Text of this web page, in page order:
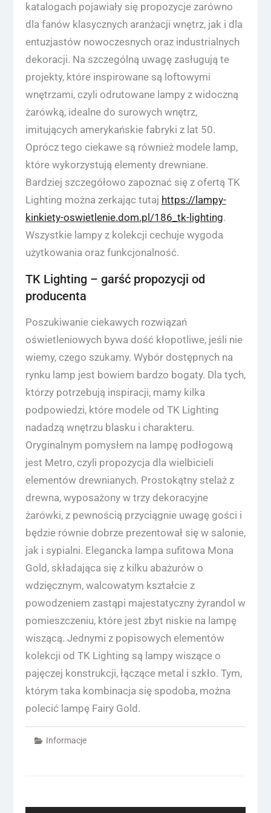
katalogach pojawiały się propozycje zarówno
dla fanów klasycznych aranżacji wnętrz, jak i dla
entuzjastów nowoczesnych oraz industrialnych
dekoracji. Na szczególną uwagę zasługują te
projekty, które inspirowane są loftowymi
wnętrzami, czyli odrutowane lampy z widoczną
żarówką, idealne do surowych wnętrz,
imitujących amerykańskie fabryki z lat 50.
Oprócz tego ciekawe są również modele lamp,
które wykorzystują elementy drewniane.
Bardziej szczegółowo zapoznać się z ofertą TK
Lighting można zerkając tutaj https://lampy-
kinkiety-oswietlenie.dom.pl/186_tk-lighting.
Wszystkie lampy z kolekcji cechuje wygoda
użytkowania oraz funkcjonalność.
TK Lighting – garść propozycji od
producenta
Poszukiwanie ciekawych rozwiązań
oświetleniowych bywa dość kłopotliwe, jeśli nie
wiemy, czego szukamy. Wybór dostępnych na
rynku lamp jest bowiem bardzo bogaty. Dla tych,
którzy potrzebują inspiracji, mamy kilka
podpowiedzi, które modele od TK Lighting
nadadzą wnętrzu blasku i charakteru.
Oryginalnym pomysłem na lampę podłogową
jest Metro, czyli propozycja dla wielbicieli
elementów drewnianych. Prostokątny stelaż z
drewna, wyposażony w trzy dekoracyjne
żarówki, z pewnością przyciągnie uwagę gości i
będzie równie dobrze prezentował się w salonie,
jak i sypialni. Elegancka lampa sufitowa Mona
Gold, składająca się z kilku abażurów o
wdzięcznym, walcowatym kształcie z
powodzeniem zastąpi majestatyczny żyrandol w
pomieszczeniu, które jest zbyt niskie na lampę
wiszącą. Jednymi z popisowych elementów
kolekcji od TK Lighting są lampy wiszące o
pajęczej konstrukcji, łączące metal i szkło. Tym,
którym taka kombinacja się spodoba, można
polecić lampę Fairy Gold.
Informacje